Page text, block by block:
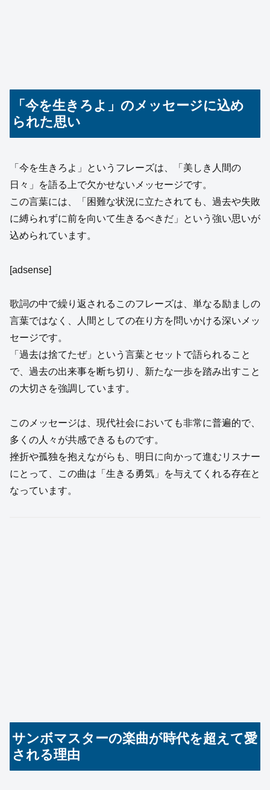
「今を生きろよ」のメッセージに込め
られた思い
「今を生きろよ」というフレーズは、「美しき人間の
日々」を語る上で欠かせないメッセージです。
この言葉には、「困難な状況に立たされても、過去や失敗
に縛られずに前を向いて生きるべきだ」という強い思いが
込められています。
[adsense]
歌詞の中で繰り返されるこのフレーズは、単なる励ましの
言葉ではなく、人間としての在り方を問いかける深いメッ
セージです。
「過去は捨てたぜ」という言葉とセットで語られること
で、過去の出来事を断ち切り、新たな一歩を踏み出すこと
の大切さを強調しています。
このメッセージは、現代社会においても非常に普遍的で、
多くの人々が共感できるものです。
挫折や孤独を抱えながらも、明日に向かって進むリスナー
にとって、この曲は「生きる勇気」を与えてくれる存在と
なっています。
サンボマスターの楽曲が時代を超えて愛
される理由